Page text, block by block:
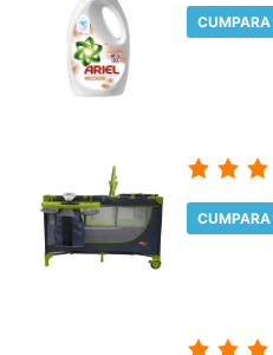
CUMPARA
CUMPARA